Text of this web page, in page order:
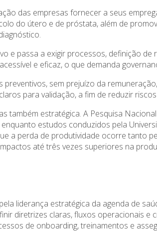
das empresas fornecer a seus
do útero e de próstata, além de
e passa a exigir processos, definição de
e eficaz, o que demanda
sem prejuízo da
para validação, a fim de reduzir
estratégica. A Pesquisa
estudos conduzidos pela
a perda de produtividade ocorre tanto
até três vezes superiores na
liderança estratégica da agenda de
diretrizes claras, fluxos operacionais
de onboarding, treinamentos e